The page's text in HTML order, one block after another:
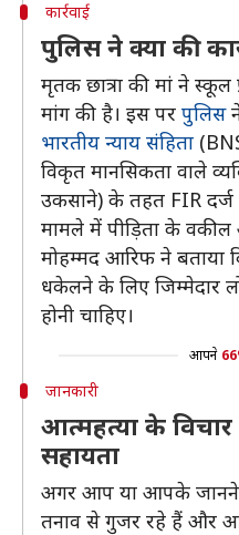
कार्रवाई
पुलिस ने क्या की
मृतक छात्रा की मां ने स्कूल
मांग की है। इस पर पुलिस
भारतीय न्याय संहिता
विकृत मानसिकता वाले
उकसाने) के तहत FIR दर्ज
मामले में पीड़िता के
मोहम्मद आरिफ ने बताया
धकेलने के लिए जिम्मेदार
होनी चाहिए।
आपने
जानकारी
आत्महत्या के
सहायता
अगर आप या आपके जानने
तनाव से गुजर रहे हैं और